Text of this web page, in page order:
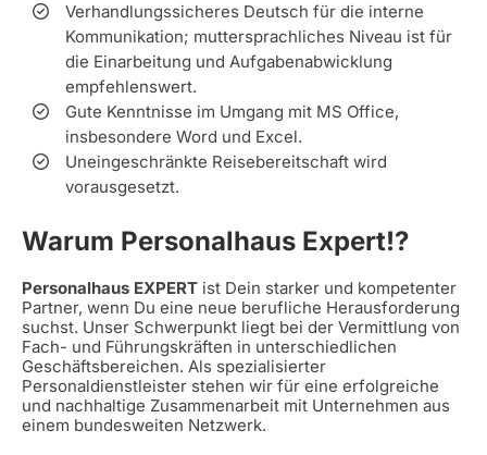
Verhandlungssicheres Deutsch für die interne
Kommunikation; muttersprachliches Niveau ist für
die Einarbeitung und Aufgabenabwicklung
empfehlenswert.
Gute Kenntnisse im Umgang mit MS Office,
insbesondere Word und Excel.
Uneingeschränkte Reisebereitschaft wird
vorausgesetzt.
Warum Personalhaus Expert!?
Personalhaus EXPERT ist Dein starker und kompetenter
Partner, wenn Du eine neue berufliche Herausforderung
suchst. Unser Schwerpunkt liegt bei der Vermittlung von
Fach- und Führungskräften in unterschiedlichen
Geschäftsbereichen. Als spezialisierter
Personaldienstleister stehen wir für eine erfolgreiche
und nachhaltige Zusammenarbeit mit Unternehmen aus
einem bundesweiten Netzwerk.